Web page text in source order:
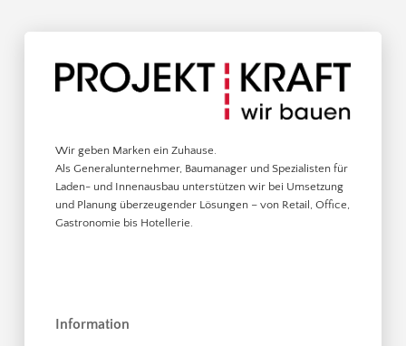
Wir geben Marken ein Zuhause.
Als Generalunternehmer, Baumanager und Spezialisten für
Laden- und Innenausbau unterstützen wir bei Umsetzung
und Planung überzeugender Lösungen – von Retail, Office,
Gastronomie bis Hotellerie.
Information